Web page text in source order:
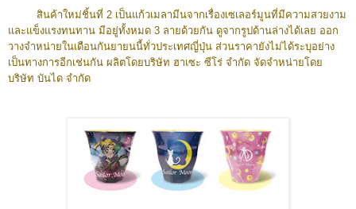
สินค้าใหม่ชิ้นที่ 2 เป็นแก้วเมลามีนจากเรื่องเซเลอร์มูนที่มีความสวยงาม
และแข็งแรงทนทาน มีอยู่ทั้งหมด 3 ลายด้วยกัน ดูจากรูปด้านล่างได้เลย ออก
วางจำหน่ายในเดือนกันยายนนี้ทั่วประเทศญี่ปุ่น ส่วนราคายังไม่ได้ระบุอย่าง
เป็นทางการอีกเช่นกัน ผลิตโดยบริษัท ฮาเซะ ซีโร่ จำกัด จัดจำหน่ายโดย
บริษัท บันได จำกัด